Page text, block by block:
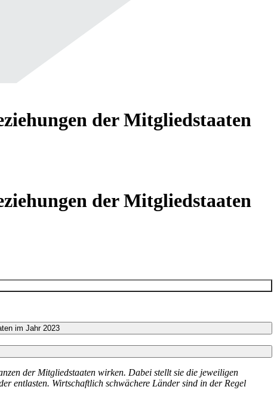
der Mitgliedstaaten
der Mitgliedstaaten
im Jahr 2023
der Mitgliedstaaten wirken. Dabei stellt sie die jeweiligen
entlasten. Wirtschaftlich schwächere Länder sind in der Regel